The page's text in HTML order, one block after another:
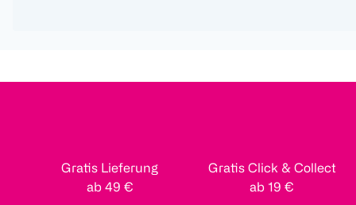
Gratis Lieferung
ab 49 €
Gratis Click & Collect
ab 19 €